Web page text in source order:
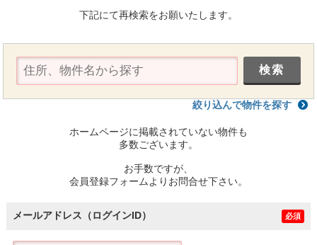
下記にて再検索をお願いたします。
絞り込んで物件を探す
ホームページに掲載されていない物件も
多数ございます。
お手数ですが、
会員登録フォームよりお問合せ下さい。
メールアドレス（ログインID） 必須